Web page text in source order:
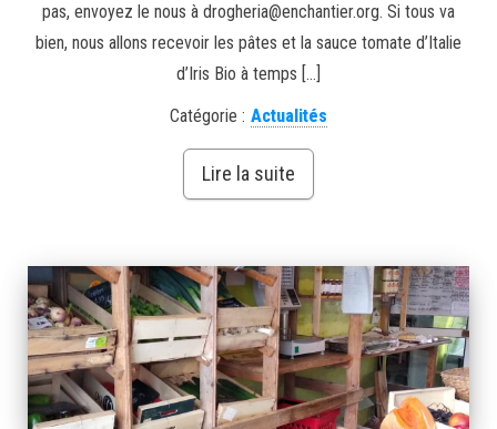
pas, envoyez le nous à drogheria@enchantier.org. Si tous va
bien, nous allons recevoir les pâtes et la sauce tomate d’Italie
d’Iris Bio à temps […]
Catégorie : Actualités
Lire la suite